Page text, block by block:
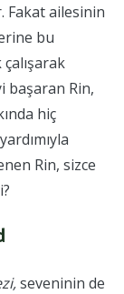
Fakat ailesinin
bu
başaran Rin,
hiç
Rin, sizce
seveninin de